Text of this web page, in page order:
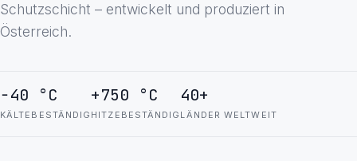
Schutzschicht – entwickelt und produziert in
Österreich.
−40 °C
KÄLTEBESTÄNDIG
+750 °C
HITZEBESTÄNDIG
40+
LÄNDER WELTWEIT